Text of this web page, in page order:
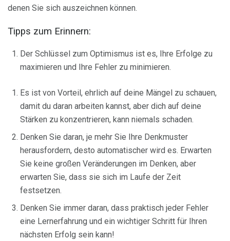
denen Sie sich auszeichnen können.
Tipps zum Erinnern:
Der Schlüssel zum Optimismus ist es, Ihre Erfolge zu
maximieren und Ihre Fehler zu minimieren.
Es ist von Vorteil, ehrlich auf deine Mängel zu schauen,
damit du daran arbeiten kannst, aber dich auf deine
Stärken zu konzentrieren, kann niemals schaden.
Denken Sie daran, je mehr Sie Ihre Denkmuster
herausfordern, desto automatischer wird es. Erwarten
Sie keine großen Veränderungen im Denken, aber
erwarten Sie, dass sie sich im Laufe der Zeit
festsetzen.
Denken Sie immer daran, dass praktisch jeder Fehler
eine Lernerfahrung und ein wichtiger Schritt für Ihren
nächsten Erfolg sein kann!